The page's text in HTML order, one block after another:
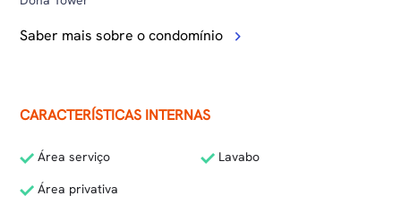
Saber mais sobre o condomínio
CARACTERÍSTICAS INTERNAS
Área serviço
Lavabo
Área privativa